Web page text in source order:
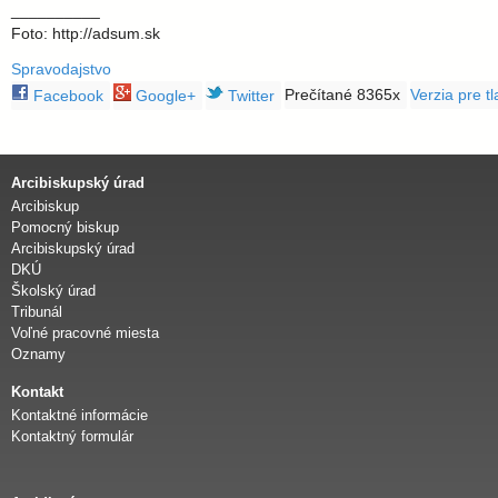
a
v
s
k
á
a
r
c
Foto: http://adsum.sk
Spravodajstvo
Facebook
Google+ Twitter Prečítané 8365x Verzia pre
Arcibiskupský úrad
Arcibiskup
Pomocný biskup
Arcibiskupský úrad
DKÚ
Školský úrad
Tribunál
Voľné pracovné miesta
Oznamy
Kontakt
Kontaktné informácie
Kontaktný formulár